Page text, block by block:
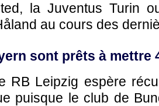
la Juventus Turin
au cours des
sont prêts à mettre
RB Leipzig espère
puisque le club de